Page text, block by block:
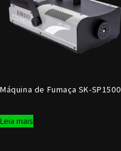
Máquina de Fumaça SK-SP1500
Leia mais